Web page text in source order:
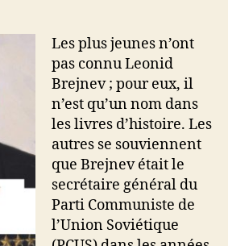
Les plus jeunes n’ont
pas connu Leonid
Brejnev ; pour eux, il
n’est qu’un nom dans
les livres d’histoire. Les
autres se souviennent
que Brejnev était le
secrétaire général du
Parti Communiste de
l’Union Soviétique